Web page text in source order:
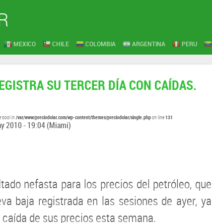
MEXICO CHILE COLOMBIA ARGENTINA PERU
SU TERCER DÍA CON CAÍDAS.
bool in /var/www/preciodolar.com/wp-content/themes/preciodolar/single.phpon line131
2010 - 19:04(Miami)
nefasta para los precios del petróleo, que
baja registrada en las sesiones de ayer, ya
de sus precios esta semana.